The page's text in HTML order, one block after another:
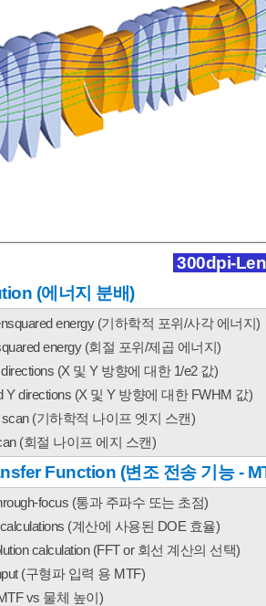
300dpi-
(에너지 분배)
energy (기하학적 포위/사각 에너지 )
energy (회절 포위/제곱 에너지 )
(X 및 Y 방향에 대한 1/e2 값)
Y directions (X 및 Y 방향에 대한 FWHM 값)
(기하학적 나이프 엣지 스캔)
(회절 나이프 에지 스캔)
Function (변조 전송 기능 -
focus (통과 주파수 또는 초점)
(계산에 사용된 DOE 효율)
calculation (FFT or 회선 계산의 선택)
(구형파 입력 용 MTF)
vs 물체 높이 )